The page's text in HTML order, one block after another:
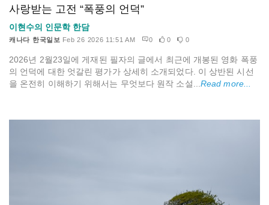
사랑받는 고전 “폭풍의 언덕”
이현수의 인문학 한담
캐나다 한국일보 Feb 26 2026 11:51 AM 0 0 0
2026년 2월23일에 게재된 필자의 글에서 최근에 개봉된 영화 폭풍
의 언덕에 대한 엇갈린 평가가 상세히 소개되었다. 이 상반된 시선
을 온전히 이해하기 위해서는 무엇보다 원작 소설... Read more...